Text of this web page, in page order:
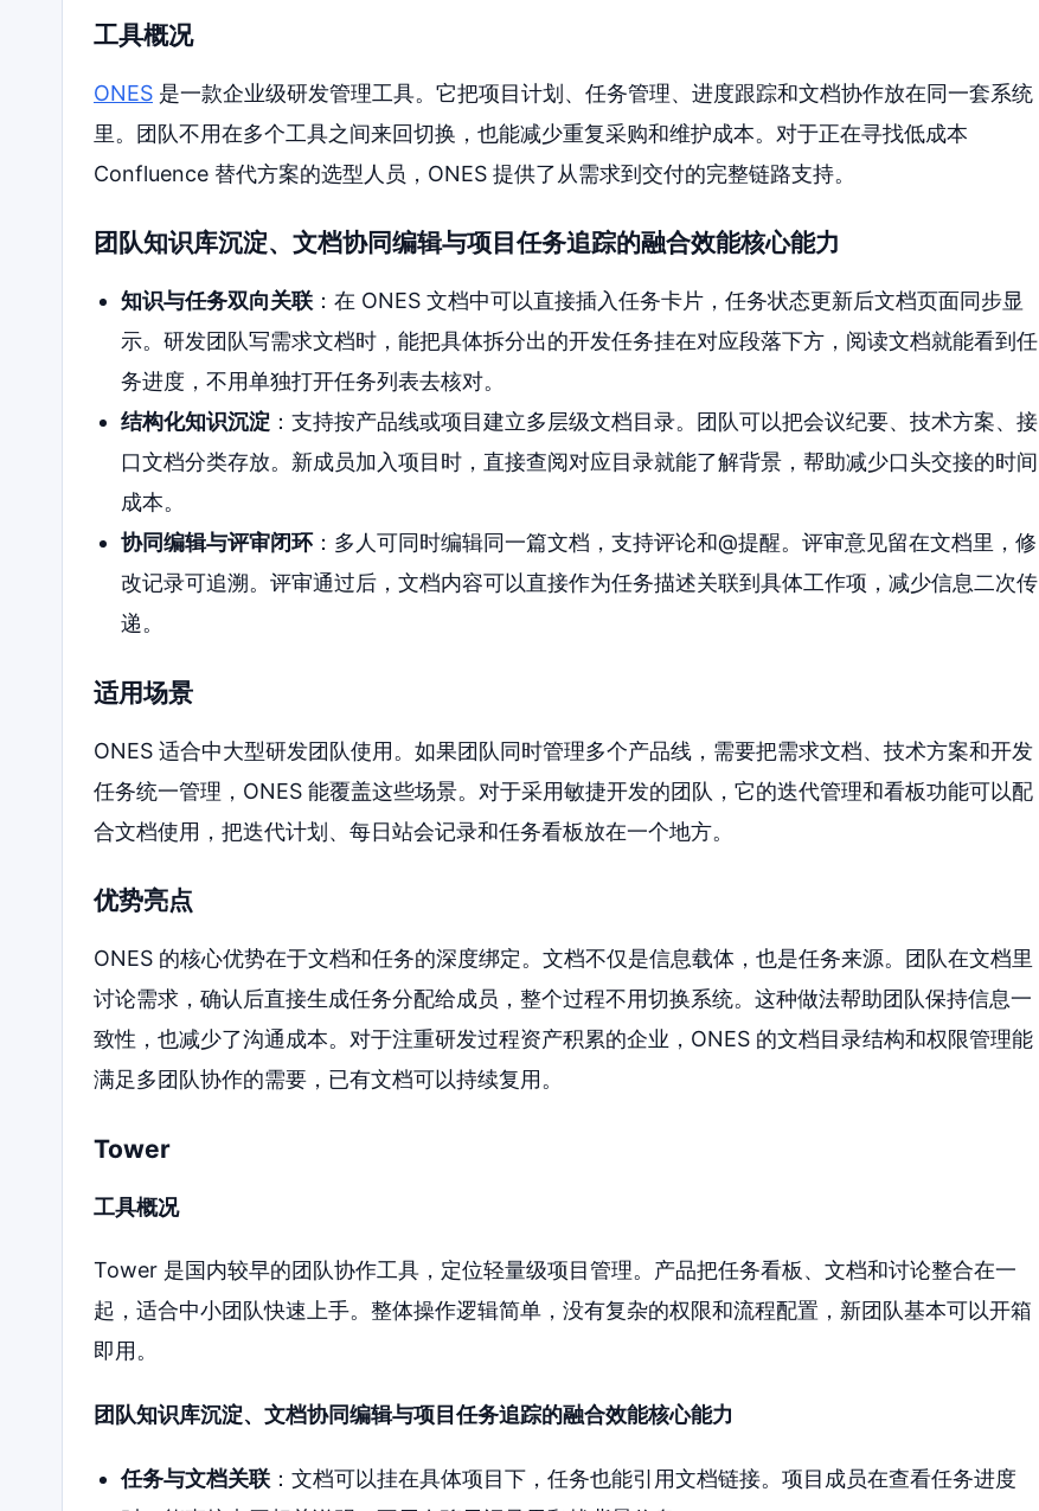
工具概况
ONES 是一款企业级研发管理工具。它把项目计划、任务管理、进度跟踪和文档协作放在同一套系统
里。团队不用在多个工具之间来回切换，也能减少重复采购和维护成本。对于正在寻找低成本
Confluence 替代方案的选型人员，ONES 提供了从需求到交付的完整链路支持。
团队知识库沉淀、文档协同编辑与项目任务追踪的融合效能核心能力
知识与任务双向关联：在 ONES 文档中可以直接插入任务卡片，任务状态更新后文档页面同步显
示。研发团队写需求文档时，能把具体拆分出的开发任务挂在对应段落下方，阅读文档就能看到任
务进度，不用单独打开任务列表去核对。
结构化知识沉淀：支持按产品线或项目建立多层级文档目录。团队可以把会议纪要、技术方案、接
口文档分类存放。新成员加入项目时，直接查阅对应目录就能了解背景，帮助减少口头交接的时间
成本。
协同编辑与评审闭环：多人可同时编辑同一篇文档，支持评论和@提醒。评审意见留在文档里，修
改记录可追溯。评审通过后，文档内容可以直接作为任务描述关联到具体工作项，减少信息二次传
递。
适用场景
ONES 适合中大型研发团队使用。如果团队同时管理多个产品线，需要把需求文档、技术方案和开发
任务统一管理，ONES 能覆盖这些场景。对于采用敏捷开发的团队，它的迭代管理和看板功能可以配
合文档使用，把迭代计划、每日站会记录和任务看板放在一个地方。
优势亮点
ONES 的核心优势在于文档和任务的深度绑定。文档不仅是信息载体，也是任务来源。团队在文档里
讨论需求，确认后直接生成任务分配给成员，整个过程不用切换系统。这种做法帮助团队保持信息一
致性，也减少了沟通成本。对于注重研发过程资产积累的企业，ONES 的文档目录结构和权限管理能
满足多团队协作的需要，已有文档可以持续复用。
Tower
工具概况
Tower 是国内较早的团队协作工具，定位轻量级项目管理。产品把任务看板、文档和讨论整合在一
起，适合中小团队快速上手。整体操作逻辑简单，没有复杂的权限和流程配置，新团队基本可以开箱
即用。
团队知识库沉淀、文档协同编辑与项目任务追踪的融合效能核心能力
任务与文档关联：文档可以挂在具体项目下，任务也能引用文档链接。项目成员在查看任务进度